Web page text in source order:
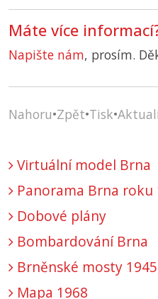
Máte více
Napište nám, prosím.
Nahoru•Zpět•Tisk•
Virtuální model Brna
Panorama Brna roku
Dobové plány
Bombardování Brna
Brněnské mosty 1945
Mapa 1968